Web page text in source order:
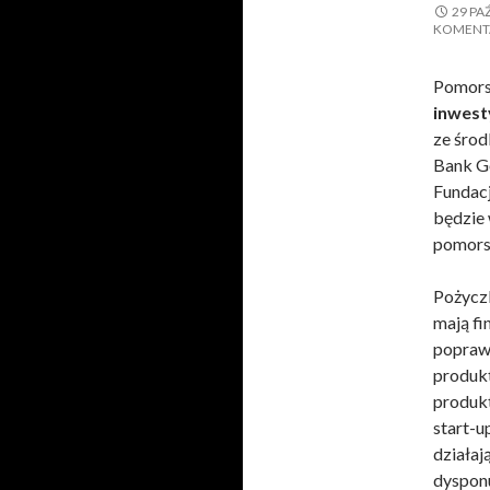
29
ze
Bank
będzie
mają
start-